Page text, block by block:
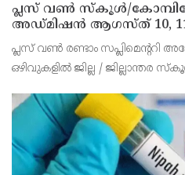
പ്ലസ് വൺ സ്‌കൂൾ/
അഡ്മിഷൻ ആഗസ്ത് 10, 11
പ്ലസ് വൺ രണ്ടാം സപ്ലിമെന്ററി
ഒഴിവുകളിൽ ജില്ല / ജില്ലാന്തര
വൈകിട്ട് 4 മണി വരെ